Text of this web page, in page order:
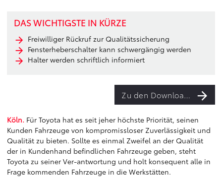
DAS WICHTIGSTE IN KÜRZE
Freiwilliger Rückruf zur Qualitätssicherung
Fensterheberschalter kann schwergängig werden
Halter werden schriftlich informiert
Zu den Downloads
Köln. Für Toyota hat es seit jeher höchste Priorität, seinen
Kunden Fahrzeuge von kompromissloser Zuverlässigkeit und
Qualität zu bieten. Sollte es einmal Zweifel an der Qualität
der in Kundenhand befindlichen Fahrzeuge geben, steht
Toyota zu seiner Ver-antwortung und holt konsequent alle in
Frage kommenden Fahrzeuge in die Werkstätten.